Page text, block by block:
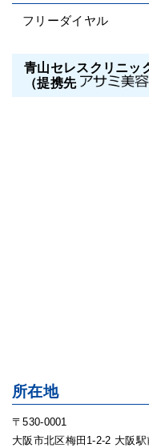
フリーダイヤル
青山セレスクリニッ
（提携先
所在地
〒530-0001
大阪市北区梅田1-2-2 大阪